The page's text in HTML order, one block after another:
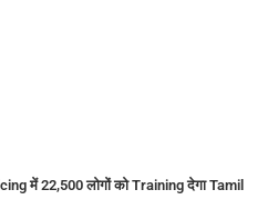
में 22,500 लोगों को Training देगा Tamil